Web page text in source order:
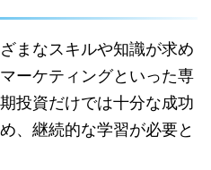
まなスキルや知識が求め
ーケティングといった専
投資だけでは十分な成功
、継続的な学習が必要と